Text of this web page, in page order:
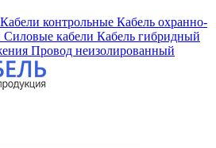
Кабели контрольные Кабель охранно-
Силовые кабели Кабель гибридный
Провод неизолированный